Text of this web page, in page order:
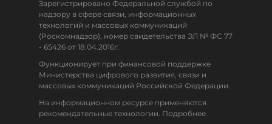
Зарегистрировано Федеральной службой по
надзору в сфере связи, информационных
технологий и массовых коммуникаций
(Роскомнадзор), номер свидетельства ЭЛ № ФС 77
- 65426 от 18.04.2016г.
Функционирует при финансовой поддержке
Министерства цифрового развития, связи и
массовых коммуникаций Российской Федерации.
На информационном ресурсе применяются
рекомендательные технологии. Подробнее.